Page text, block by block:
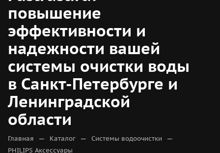
повышение
эффективности и
надежности вашей
системы очистки воды
в Санкт-Петербурге и
Ленинградской
области
Главная — Каталог — Системы водоочистки —
PHILIPS Аксессуары